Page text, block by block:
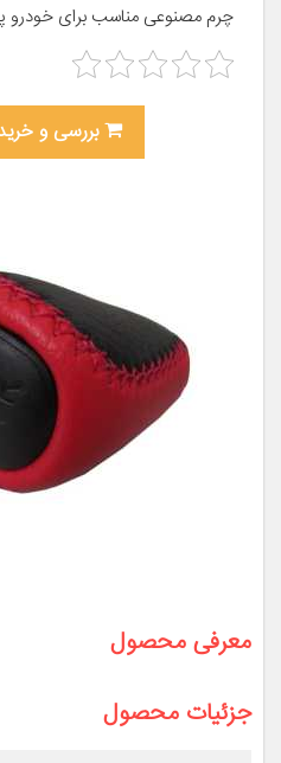
چرم مصنوعی مناسب برای خودرو
بررسی و
معرفی محصول
جزئیات محصول